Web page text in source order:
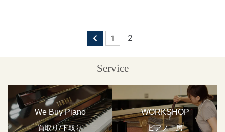
1 2
Service
We Buy Piano
買取り/下取り
WORKSHOP
ピアノ工房